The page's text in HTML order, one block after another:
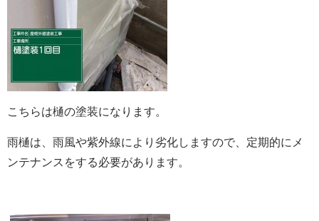
こちらは樋の塗装になります。
雨樋は、雨風や紫外線により劣化しますので、定期的にメ
ンテナンスをする必要があります。